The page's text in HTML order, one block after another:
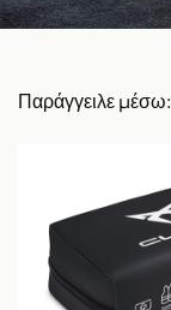
Παράγγειλε μέσω: